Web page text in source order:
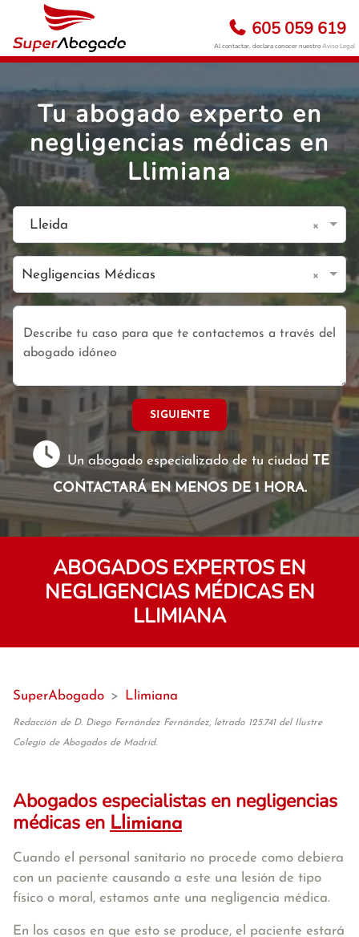
605 059 619
Al contactar, declara conocer nuestroAviso Legal
Tu abogado experto en
negligencias médicas en
Llimiana
Lleida ×
Negligencias Médicas ×
SIGUIENTE
Un abogado especializado de tu ciudad TE
CONTACTARÁ EN MENOS DE 1 HORA.
ABOGADOS EXPERTOS EN
NEGLIGENCIAS MÉDICAS EN
LLIMIANA
SuperAbogado > Llimiana
Redacción de D. Diego Fernández Fernández, letrado 125.741 del Ilustre
Colegio de Abogados de Madrid.
Abogados especialistas en negligencias
médicas en Llimiana
Cuando el personal sanitario no procede como debiera
con un paciente causando a este una lesión de tipo
físico o moral, estamos ante una negligencia médica.
En los casos en que esto se produce, el paciente estará